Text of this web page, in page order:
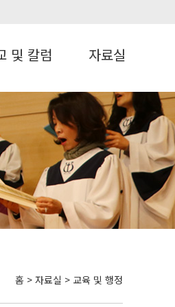
및 칼럼 자료실
홈 > 자료실 > 교육 및 행정